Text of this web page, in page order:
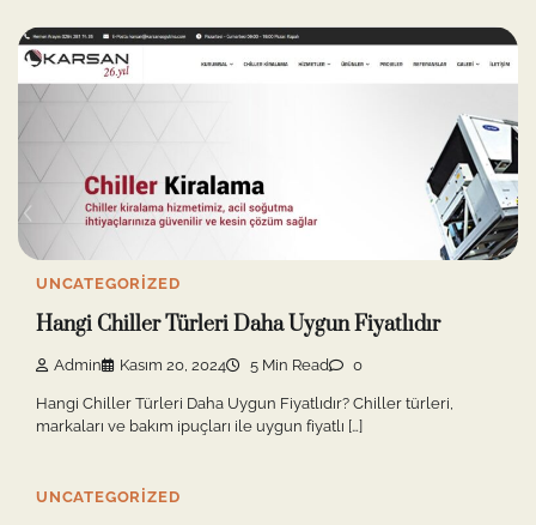
UNCATEGORIZED
Hangi Chiller Türleri Daha Uygun Fiyatlıdır
Admin Kasım 20, 2024 5 Min Read 0
Hangi Chiller Türleri Daha Uygun Fiyatlıdır? Chiller türleri,
markaları ve bakım ipuçları ile uygun fiyatlı […]
UNCATEGORIZED